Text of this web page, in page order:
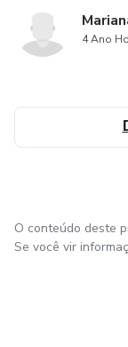
4 Ano
O conteúdo deste
Se você vir